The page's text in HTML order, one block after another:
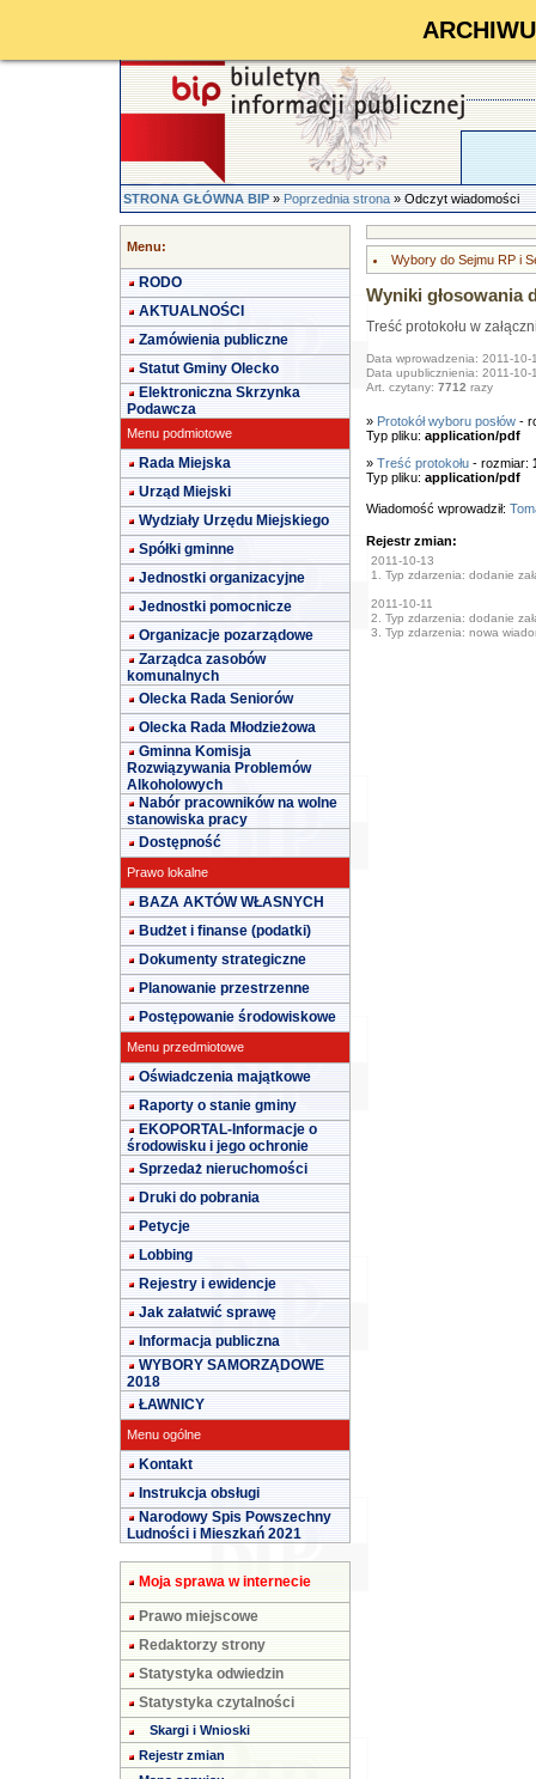
STRONA GŁÓWNA BIP»Poprzednia strona» Odczyt wiadomości
Menu:
RODO
AKTUALNOŚCI
Zamówienia publiczne
Statut Gminy Olecko
Elektroniczna Skrzynka
Podawcza
Menu podmiotowe
Rada Miejska
Urząd Miejski
Wydziały Urzędu Miejskiego
Spółki gminne
Jednostki organizacyjne
Jednostki pomocnicze
Organizacje pozarządowe
Zarządca zasobów
komunalnych
Olecka Rada Seniorów
Olecka Rada Młodzieżowa
Gminna Komisja
Rozwiązywania Problemów
Alkoholowych
Nabór pracowników na wolne
stanowiska pracy
Dostępność
Prawo lokalne
BAZA AKTÓW WŁASNYCH
Budżet i finanse (podatki)
Dokumenty strategiczne
Planowanie przestrzenne
Postępowanie środowiskowe
Menu przedmiotowe
Oświadczenia majątkowe
Raporty o stanie gminy
EKOPORTAL-Informacje o
środowisku i jego ochronie
Sprzedaż nieruchomości
Druki do pobrania
Petycje
Lobbing
Rejestry i ewidencje
Jak załatwić sprawę
Informacja publiczna
WYBORY SAMORZĄDOWE
2018
ŁAWNICY
Menu ogólne
Kontakt
Instrukcja obsługi
Narodowy Spis Powszechny
Ludności i Mieszkań 2021
Moja sprawa w internecie
Prawo miejscowe
Redaktorzy strony
Statystyka odwiedzin
Statystyka czytalności
Skargi i Wnioski
Rejestr zmian
Wybory do Sejmu RP i
Wyniki głosowania
Treść protokołu w
Data wprowadzenia: 2011-10-
Data upublicznienia: 2011-10-
Art. czytany: 7712 razy
» Protokół wyboru posłów-
Typ pliku: application/pdf
» Treść protokołu- rozmiar:
Typ pliku: application/pdf
Wiadomość wprowadził:
Rejestr zmian:
2011-10-13
1. Typ zdarzenia: dodanie
2011-10-11
2. Typ zdarzenia: dodanie
3. Typ zdarzenia: nowa